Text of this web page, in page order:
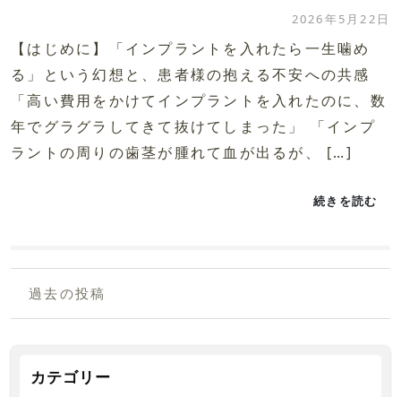
2026年5月22日
【はじめに】「インプラントを入れたら一生噛め
る」という幻想と、患者様の抱える不安への共感
「高い費用をかけてインプラントを入れたのに、数
年でグラグラしてきて抜けてしまった」 「インプ
ラントの周りの歯茎が腫れて血が出るが、 […]
続きを読む
過去の投稿
カテゴリー